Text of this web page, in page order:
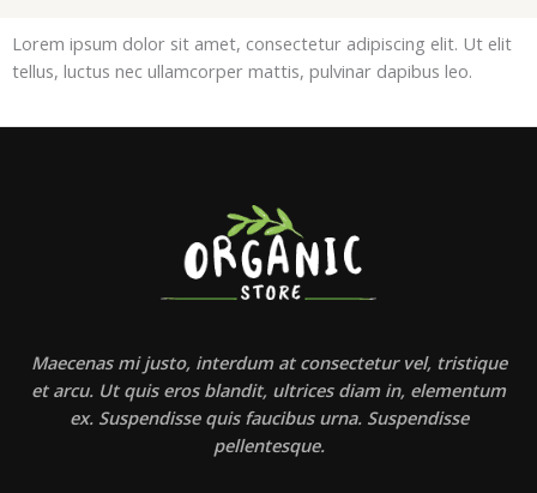
Lorem ipsum dolor sit amet, consectetur adipiscing elit. Ut elit
tellus, luctus nec ullamcorper mattis, pulvinar dapibus leo.
Maecenas mi justo, interdum at consectetur vel, tristique
et arcu. Ut quis eros blandit, ultrices diam in, elementum
ex. Suspendisse quis faucibus urna. Suspendisse
pellentesque.